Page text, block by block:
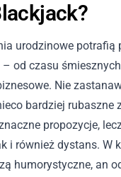
urodzinowe potrafią
od czasu
Nie
bardziej rubaszne
propozycje,
i również dystans. W
humorystyczne, an